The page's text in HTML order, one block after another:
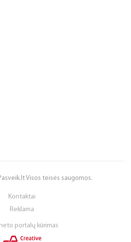
Visos teisės saugomos.
Kontaktai
Reklama
portalų kūrimas